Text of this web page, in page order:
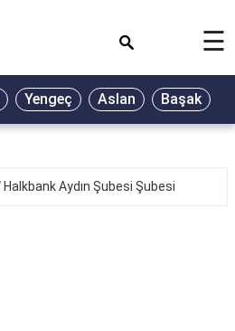
☰
Yengeç Aslan Başak
Halkbank Aydın Şubesi Şubesi